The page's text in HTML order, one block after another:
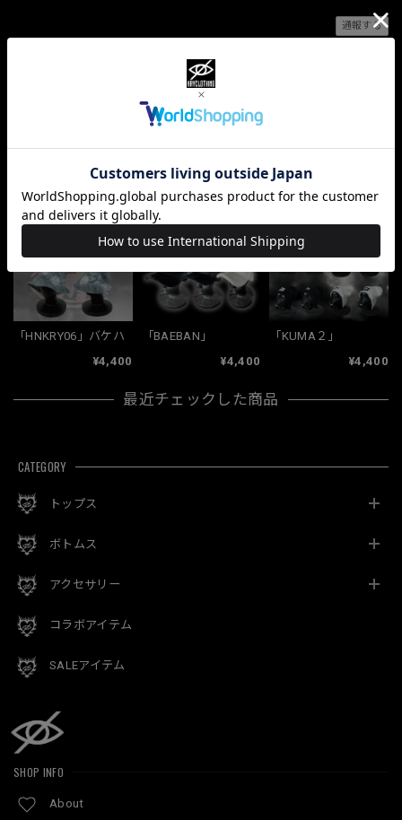
通報する
10068 381
関連商品
「HNKRY06」バケハ
¥4,400
「BAEBAN」
¥4,400
「KUMA２」
¥4,400
最近チェックした商品
CATEGORY
トップス
ボトムス
アクセサリー
コラボアイテム
SALEアイテム
SHOP INFO
About